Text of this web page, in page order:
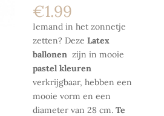
€1.99
Iemand in het zonnetje
zetten? DezeLatex
ballonen zijn in mooie
pastel kleuren
verkrijgbaar, hebben een
mooie vorm en een
diameter van 28 cm.Te